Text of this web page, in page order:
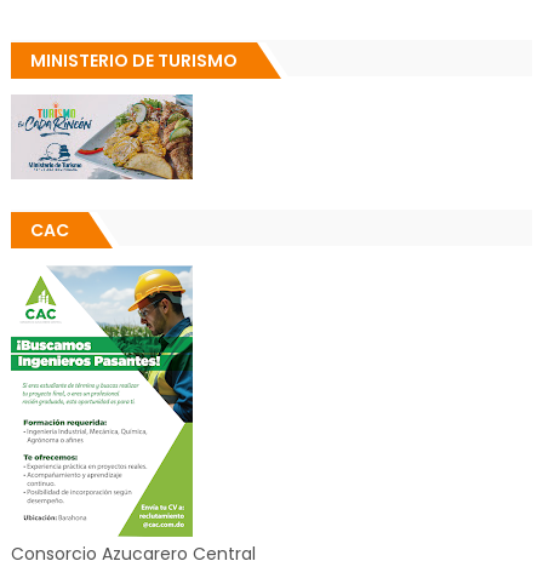
MINISTERIO DE TURISMO
CAC
Consorcio Azucarero Central